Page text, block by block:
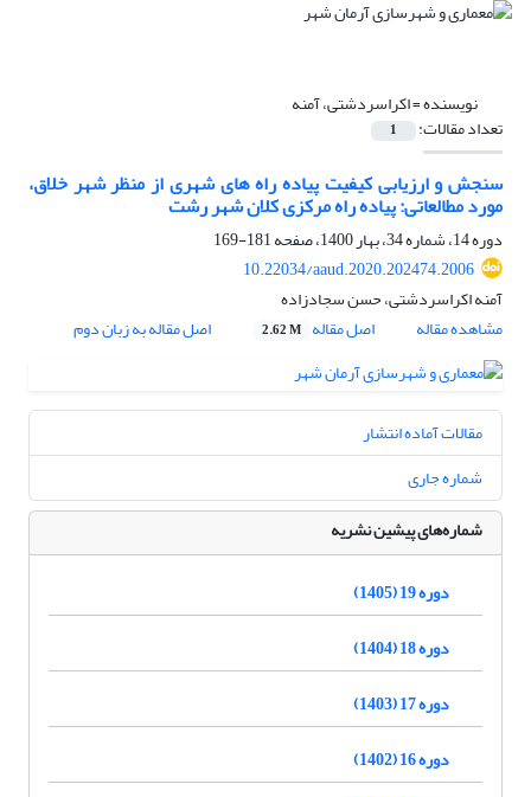
نویسنده =اکراسردشتی، آمنه
تعداد مقالات: 1
سنجش و ارزیابی کیفیت پیاده راه های شهری از منظر شهر خلاق،
مورد مطالعاتی: پیاده راه مرکزی کلان شهر رشت
دوره 14، شماره 34، بهار 1400، صفحه
181-169
10.22034/aaud.2020.202474.2006
آمنه اکراسردشتی، حسن سجادزاده
مشاهده مقاله
اصل مقاله 2.62 M اصل مقاله به زبان دوم
مقالات آماده انتشار
شماره جاری
شماره‌های پیشین نشریه
دوره 19 (1405)
دوره 18 (1404)
دوره 17 (1403)
دوره 16 (1402)